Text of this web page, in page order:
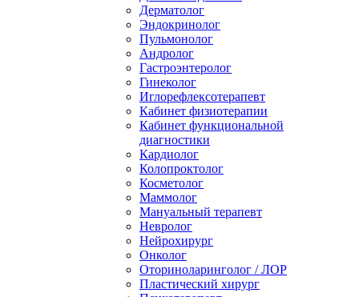
Дерматолог
Эндокринолог
Пульмонолог
Андролог
Гастроэнтеролог
Гинеколог
Иглорефлексотерапевт
Кабинет физиотерапии
Кабинет функциональной
диагностики
Кардиолог
Колопроктолог
Косметолог
Маммолог
Мануальный терапевт
Невролог
Нейрохирург
Онколог
Оториноларинголог / ЛОР
Пластический хирург